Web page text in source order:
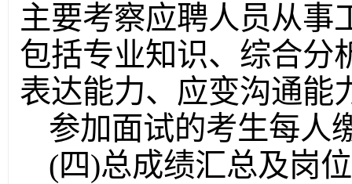
主要考察应聘人员从事
包括专业知识、综合分
表达能力、应变沟通能
参加面试的考生每人
(四)总成绩汇总及岗